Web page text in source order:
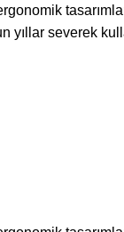
yıllar severek